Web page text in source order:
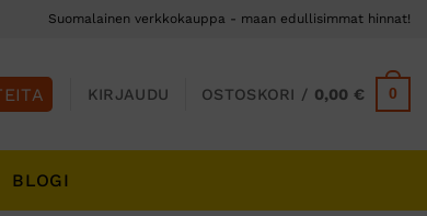
Suomalainen verkkokauppa - maan edullisimmat hinnat!
KIRJAUDU OSTOSKORI / 0,00€ 0
BLOGI